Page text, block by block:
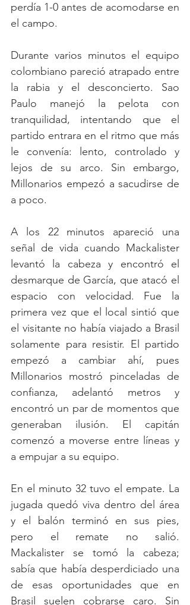
perdía 1-0 antes de acomodarse en
el campo.
Durante varios minutos el equipo
colombiano pareció atrapado entre
la rabia y el desconcierto. Sao
Paulo manejó la pelota con
tranquilidad, intentando que el
partido entrara en el ritmo que más
le convenía: lento, controlado y
lejos de su arco. Sin embargo,
Millonarios empezó a sacudirse de
a poco.
A los 22 minutos apareció una
señal de vida cuando Mackalister
levantó la cabeza y encontró el
desmarque de García, que atacó el
espacio con velocidad. Fue la
primera vez que el local sintió que
el visitante no había viajado a Brasil
solamente para resistir. El partido
empezó a cambiar ahí, pues
Millonarios mostró pinceladas de
confianza, adelantó metros y
encontró un par de momentos que
generaban ilusión. El capitán
comenzó a moverse entre líneas y
a empujar a su equipo.
En el minuto 32 tuvo el empate. La
jugada quedó viva dentro del área
y el balón terminó en sus pies,
pero el remate no salió.
Mackalister se tomó la cabeza;
sabía que había desperdiciado una
de esas oportunidades que en
Brasil suelen cobrarse caro. Sin